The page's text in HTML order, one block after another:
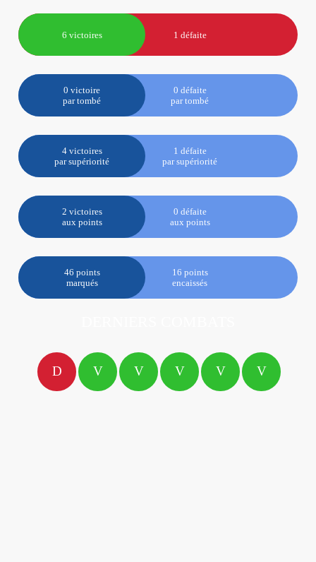
6 victoires 1 défaite
0 victoire
par tombé
0 défaite
par tombé
4 victoires
par supériorité
1 défaite
par supériorité
2 victoires
aux points
0 défaite
aux points
46 points
marqués
16 points
encaissés
D V V V V V